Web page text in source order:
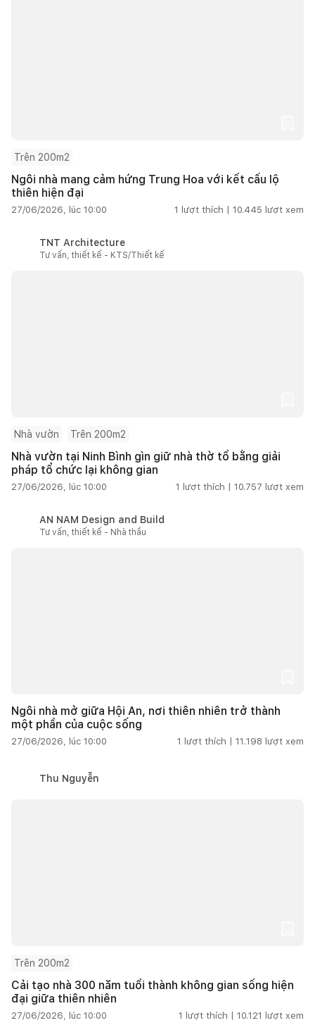
Trên 200m2
Ngôi nhà mang cảm hứng Trung Hoa với kết cấu lộ
thiên hiện đại
27/06/2026, lúc 10:00 1 lượt thích | 10.445 lượt xem
TNT Architecture
Tư vấn, thiết kế - KTS/Thiết kế
Nhà vườn Trên 200m2
Nhà vườn tại Ninh Bình gìn giữ nhà thờ tổ bằng giải
pháp tổ chức lại không gian
27/06/2026, lúc 10:00 1 lượt thích | 10.757 lượt xem
AN NAM Design and Build
Tư vấn, thiết kế - Nhà thầu
Ngôi nhà mở giữa Hội An, nơi thiên nhiên trở thành
một phần của cuộc sống
27/06/2026, lúc 10:00 1 lượt thích | 11.198 lượt xem
Thu Nguyễn
Trên 200m2
Cải tạo nhà 300 năm tuổi thành không gian sống hiện
đại giữa thiên nhiên
27/06/2026, lúc 10:00 1 lượt thích | 10.121 lượt xem